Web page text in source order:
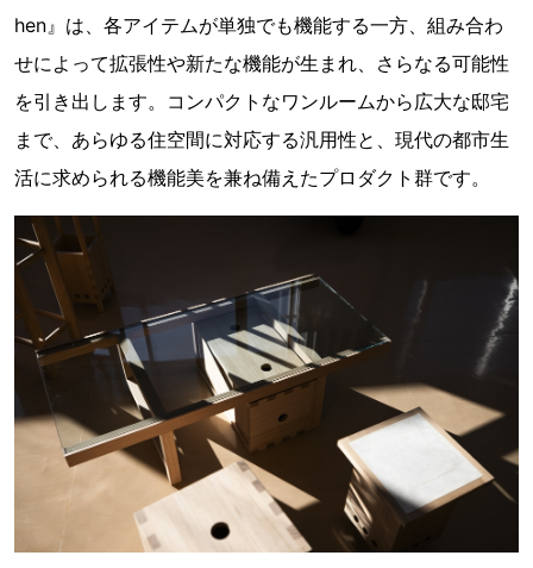
hen』は、各アイテムが単独でも機能する一方、組み合わ
せによって拡張性や新たな機能が生まれ、さらなる可能性
を引き出します。コンパクトなワンルームから広大な邸宅
まで、あらゆる住空間に対応する汎用性と、現代の都市生
活に求められる機能美を兼ね備えたプロダクト群です。